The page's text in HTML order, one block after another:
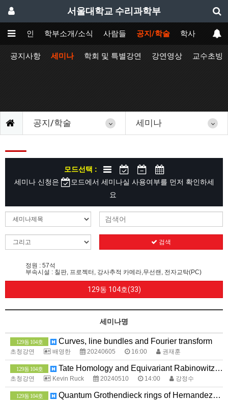
서울대학교 수리과학부
메인 학부소개/소식 사람들 공지/학술 학사
공지사항 세미나 학회 및 특별강연 강연영상 교수초빙
공지/학술 세미나
모드선택 :
세미나 신청은
모드에서 세미나실 사용여부를 먼저 확인하세
요
검색
정원 : 57석
부속시설 : 칠판, 프로젝터, 강사추적 카메라,무선랜, 전자교탁(PC)
129동 104호(33)
세미나명
129동 104호 Curves, line bundles and Fourier transform
초청강연 배영한 20240605 16:00 권재훈
129동 104호 Tate Homology and Equivariant Rabinowitz Floer Homology
초청강연 Kevin Ruck 20240510 14:00 강정수
129동 104호 Quantum Grothendieck rings of Hernandez-Leclerc Categories